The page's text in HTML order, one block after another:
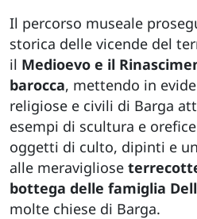
Il percorso museale
storica delle vicende del
il Medioevo e il
barocca, mettendo in
religiose e civili di Barga
esempi di scultura e
oggetti di culto, dipinti e
alle meravigliose
bottega delle famiglia
molte chiese di Barga.